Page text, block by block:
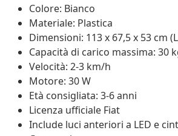
Colore: Bianco
Materiale: Plastica
Dimensioni: 113 x 67,5 x 53 cm
Capacità di carico massima: 30
Velocità: 2-3 km/h
Motore: 30 W
Età consigliata: 3-6 anni
Licenza ufficiale Fiat
Include luci anteriori a LED e